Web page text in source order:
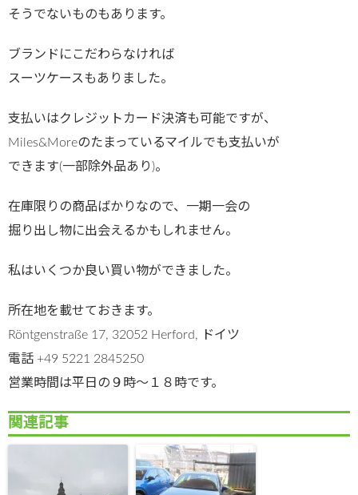
そうでないものもあります。
ブランドにこだわらなければ
スーツケースもありました。
支払いはクレジットカード決済も可能ですが、
Miles&Moreのたまっているマイルでも支払いが
できます(一部除外品あり)。
在庫限りの商品ばかりなので、一期一会の
掘り出し物に出会えるかもしれません。
私はいくつか良い買い物ができました。
所在地を載せておきます。
Röntgenstraße 17, 32052 Herford, ドイツ
電話 +49 5221 2845250
営業時間は平日の９時～１８時です。
関連記事